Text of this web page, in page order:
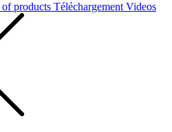
products Téléchargement Videos